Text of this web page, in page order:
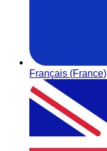
Français (France)